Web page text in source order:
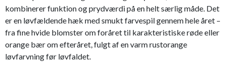
kombinerer funktion og prydværdi på en helt særlig måde. Det
er en løvfældende hæk med smukt farvespil gennem hele året –
fra fine hvide blomster om foråret til karakteristiske røde eller
orange bær om efteråret, fulgt af en varm rustorange
løvfarvning før løvfaldet.